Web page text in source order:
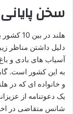
سخن
هلند در
دلیل داشتن مناظر
آسیاب های بادی و
به این کشور است.
و خانواده ای که در
یک دعوتنامه از
شانس متقاضی در اخذ